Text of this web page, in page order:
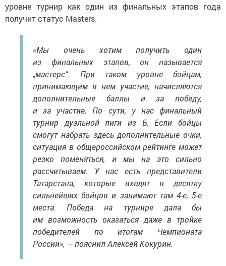
уровне турнир как один из финальных этапов года
получит статус Masters.
«Мы очень хотим получить один
из финальных этапов, он называется
„мастерс“. При таком уровне бойцам,
принимающим в нем участие, начисляются
дополнительные баллы и за победу,
и за участие. По сути, у нас финальный
турнир дуэльной лиги из Б. Если бойцы
смогут набрать здесь дополнительные очки,
ситуация в общероссийском рейтинге может
резко поменяться, и мы на это сильно
рассчитываем. У нас есть представители
Татарстана, которые входят в десятку
сильнейших бойцов и занимают там 4-е, 5-е
места. Победа на турнире дала бы
им возможность оказаться даже в тройке
победителей по итогам Чемпионата
России», — пояснил Алексей Кокурин.